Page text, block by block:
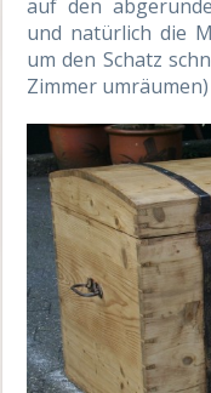
auf den
und natürlich die
um den Schatz
Zimmer